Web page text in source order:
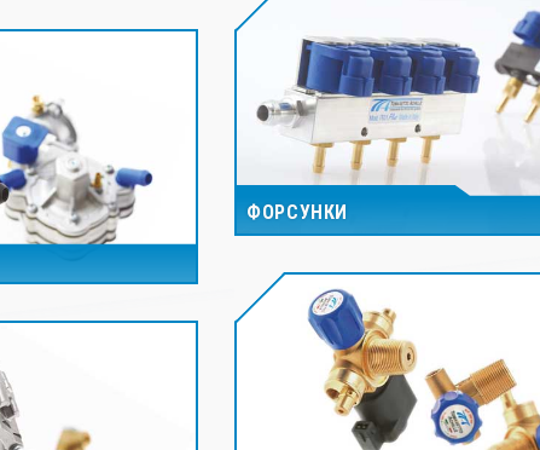
ФОРСУНКИ